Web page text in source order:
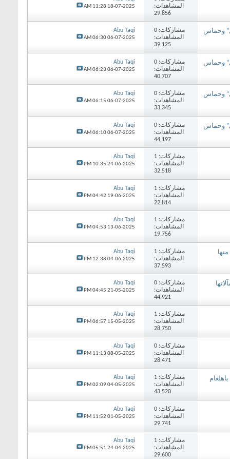
المشاهدات:
29,856
18-07-2025
11:28 AM
وحماس مشاركات: 0
المشاهدات:
39,125
Abu Taqi
06-07-2025
06:30 AM
وحماس مشاركات: 0
المشاهدات:
40,707
Abu Taqi
06-07-2025
06:23 AM
وحماس مشاركات: 0
المشاهدات:
33,345
Abu Taqi
06-07-2025
06:15 AM
وحماس مشاركات: 0
المشاهدات:
44,197
Abu Taqi
06-07-2025
06:10 AM
مشاركات: 1
المشاهدات:
32,518
Abu Taqi
24-06-2025
10:35 PM
مشاركات: 1
المشاهدات:
22,814
Abu Taqi
19-06-2025
04:42 PM
مشاركات: 1
المشاهدات:
19,756
Abu Taqi
13-06-2025
04:53 PM
مشاركات: 1
المشاهدات:
37,593
Abu Taqi
04-06-2025
12:38 PM
مشاركات: 0
المشاهدات:
44,921
Abu Taqi
21-05-2025
04:45 PM
مشاركات: 1
المشاهدات:
28,750
Abu Taqi
15-05-2025
06:57 PM
مشاركات: 0
المشاهدات:
28,471
Abu Taqi
08-05-2025
11:13 PM
مشاركات: 1
المشاهدات:
43,520
Abu Taqi
04-05-2025
02:09 PM
مشاركات: 0
المشاهدات:
29,741
Abu Taqi
01-05-2025
11:52 PM
مشاركات: 1
المشاهدات:
29,600
Abu Taqi
24-04-2025
05:51 PM